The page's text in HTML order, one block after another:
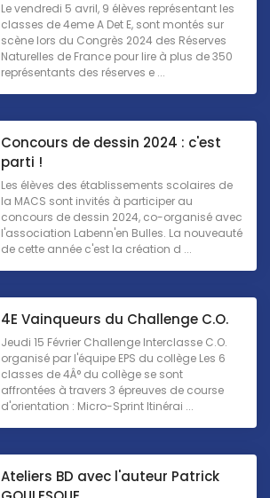
Le vendredi 5 avril, 9 élèves représentant les
classes de 4eme A Det E, sont montés sur
scène lors du Congrès 2024 des Réserves
Naturelles de France pour lire à plus de 350
représentants des réserves e ...
Concours de dessin 2024 : c'est
parti !
Les élèves des établissements scolaires de
la MACS sont invités à participer au
concours de dessin 2024, co-organisé avec
l'association Labenn'en Bulles. La nouveauté
de cette année c'est la création d ...
4E Vainqueurs du Challenge C.O.
Jeudi 15 Février Challenge Interclasse C.O.
organisé par l'équipe EPS du collège Les 6
classes de 4Â° du collège se sont
affrontées à travers 3 épreuves de course
d'orientation : Micro-Sprint Itinérai ...
Ateliers BD avec l'auteur Patrick